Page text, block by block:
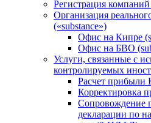
Регистрация
Организация
(«substance»)
Офис на Кипре
Офис на БВО
Услуги, связанные с
контролируемых
Расчет прибыли
Корректировка
Сопровождение
декларации по